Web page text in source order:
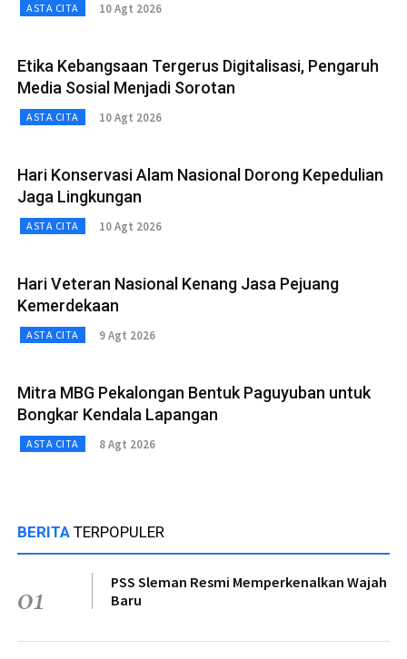
ASTA CITA 10 Agt 2026
Etika Kebangsaan Tergerus Digitalisasi, Pengaruh
Media Sosial Menjadi Sorotan
ASTA CITA 10 Agt 2026
Hari Konservasi Alam Nasional Dorong Kepedulian
Jaga Lingkungan
ASTA CITA 10 Agt 2026
Hari Veteran Nasional Kenang Jasa Pejuang
Kemerdekaan
ASTA CITA 9 Agt 2026
Mitra MBG Pekalongan Bentuk Paguyuban untuk
Bongkar Kendala Lapangan
ASTA CITA 8 Agt 2026
BERITA TERPOPULER
01
PSS Sleman Resmi Memperkenalkan Wajah
Baru